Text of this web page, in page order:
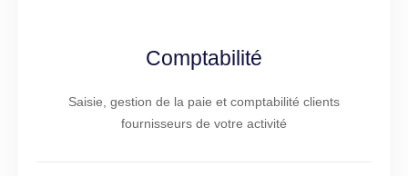
Comptabilité
Saisie, gestion de la paie et comptabilité clients
fournisseurs de votre activité